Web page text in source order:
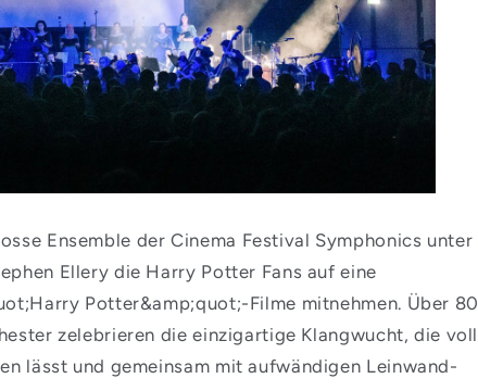
Ensemble der Cinema Festival Symphonics unter
Ellery die Harry Potter Fans auf eine
Potter&amp;quot;-Filme mitnehmen. Über 80
zelebrieren die einzigartige Klangwucht, die voll
lässt und gemeinsam mit aufwändigen Leinwand-